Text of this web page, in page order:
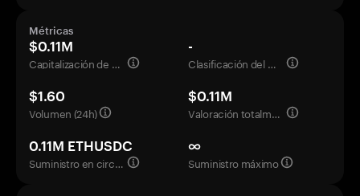
Métricas
$0.11M
Capitalización de mercado
-
Clasificación del mercado
$1.60
Volumen (24h)
$0.11M
Valoración totalmente diluida
0.11M ETHUSDC
Suministro en circulación
∞
Suministro máximo